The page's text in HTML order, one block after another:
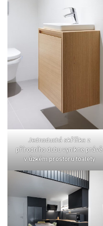
jednoduchá skříňka z
přírodního dubu vynikne právě
v úzkém prostoru toalety